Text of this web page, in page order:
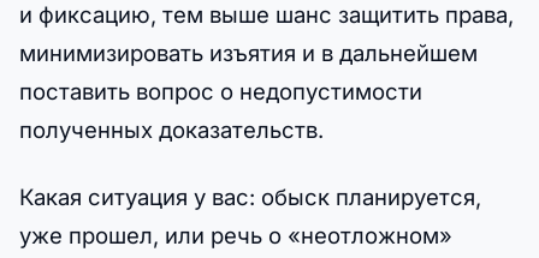
и фиксацию, тем выше шанс защитить права,
минимизировать изъятия и в дальнейшем
поставить вопрос о недопустимости
полученных доказательств.
Какая ситуация у вас: обыск планируется,
уже прошел, или речь о «неотложном»